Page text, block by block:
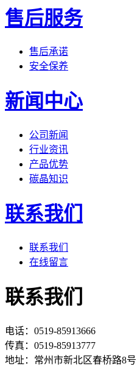
售后服务
售后承诺
安全保养
新闻中心
公司新闻
行业资讯
产品优势
碳晶知识
联系我们
联系我们
在线留言
联系我们
电话：0519-85913666
传真：0519-85913777
地址：常州市新北区春桥路8号